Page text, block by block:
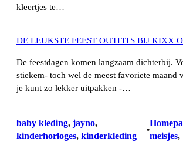
kleertjes te…
DE LEUKSTE FEEST OUTFITS BIJ KIXX
De feestdagen komen langzaam dichterbij.
stiekem- toch wel de meest favoriete maand
je kunt zo lekker uitpakken -…
baby kleding, jayno
kinderhorloges, kinderkleding
•
meisjes,